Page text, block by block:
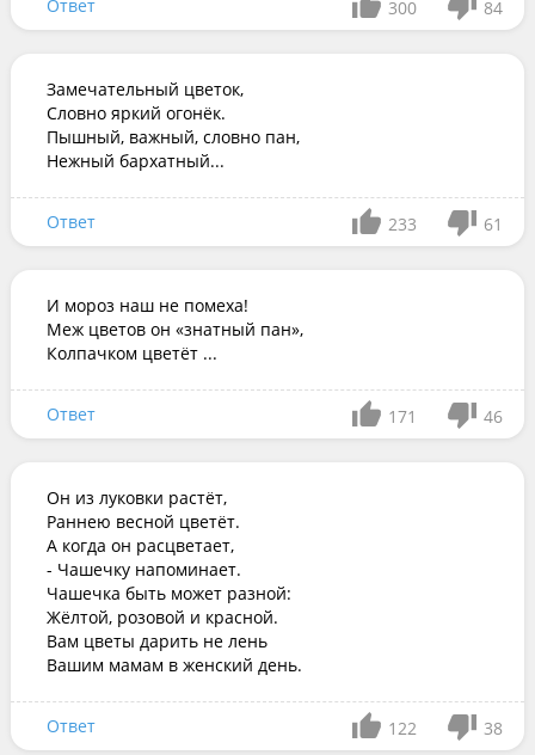
Ответ 300 84
Замечательный цветок,
Словно яркий огонёк.
Пышный, важный, словно пан,
Нежный бархатный...
Ответ 233 61
И мороз наш не помеха!
Меж цветов он «знатный пан»,
Колпачком цветёт ...
Ответ 171 46
Он из луковки растёт,
Раннею весной цветёт.
А когда он расцветает,
- Чашечку напоминает.
Чашечка быть может разной:
Жёлтой, розовой и красной.
Вам цветы дарить не лень
Вашим мамам в женский день.
Ответ 122 38